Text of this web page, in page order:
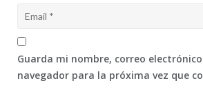
Guarda mi nombre, correo
navegador para la próxima vez que